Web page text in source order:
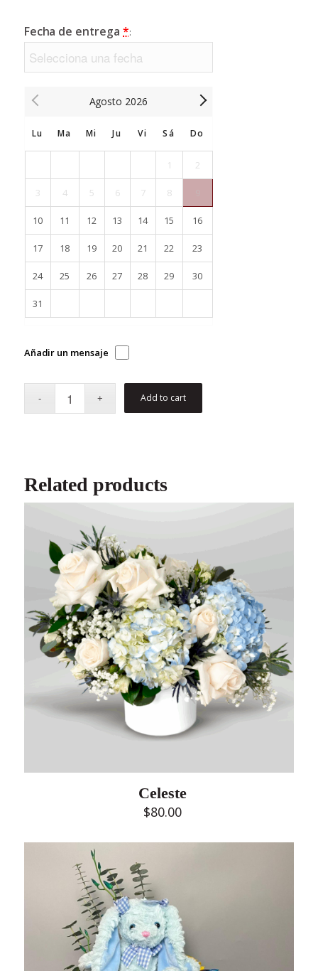
Fecha de entrega*:
Agosto 2026
Lu Ma Mi Ju Vi Sá Do
1 2
3 4 5 6 7 8
10 11 12 13 14 15 16
17 18 19 20 21 22 23
24 25 26 27 28 29 30
31
Añadir un mensaje
Add to cart
Related products
Celeste
$80.00